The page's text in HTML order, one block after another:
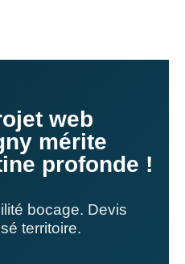
web
mérite
profonde !
bocage. Devis
territoire.